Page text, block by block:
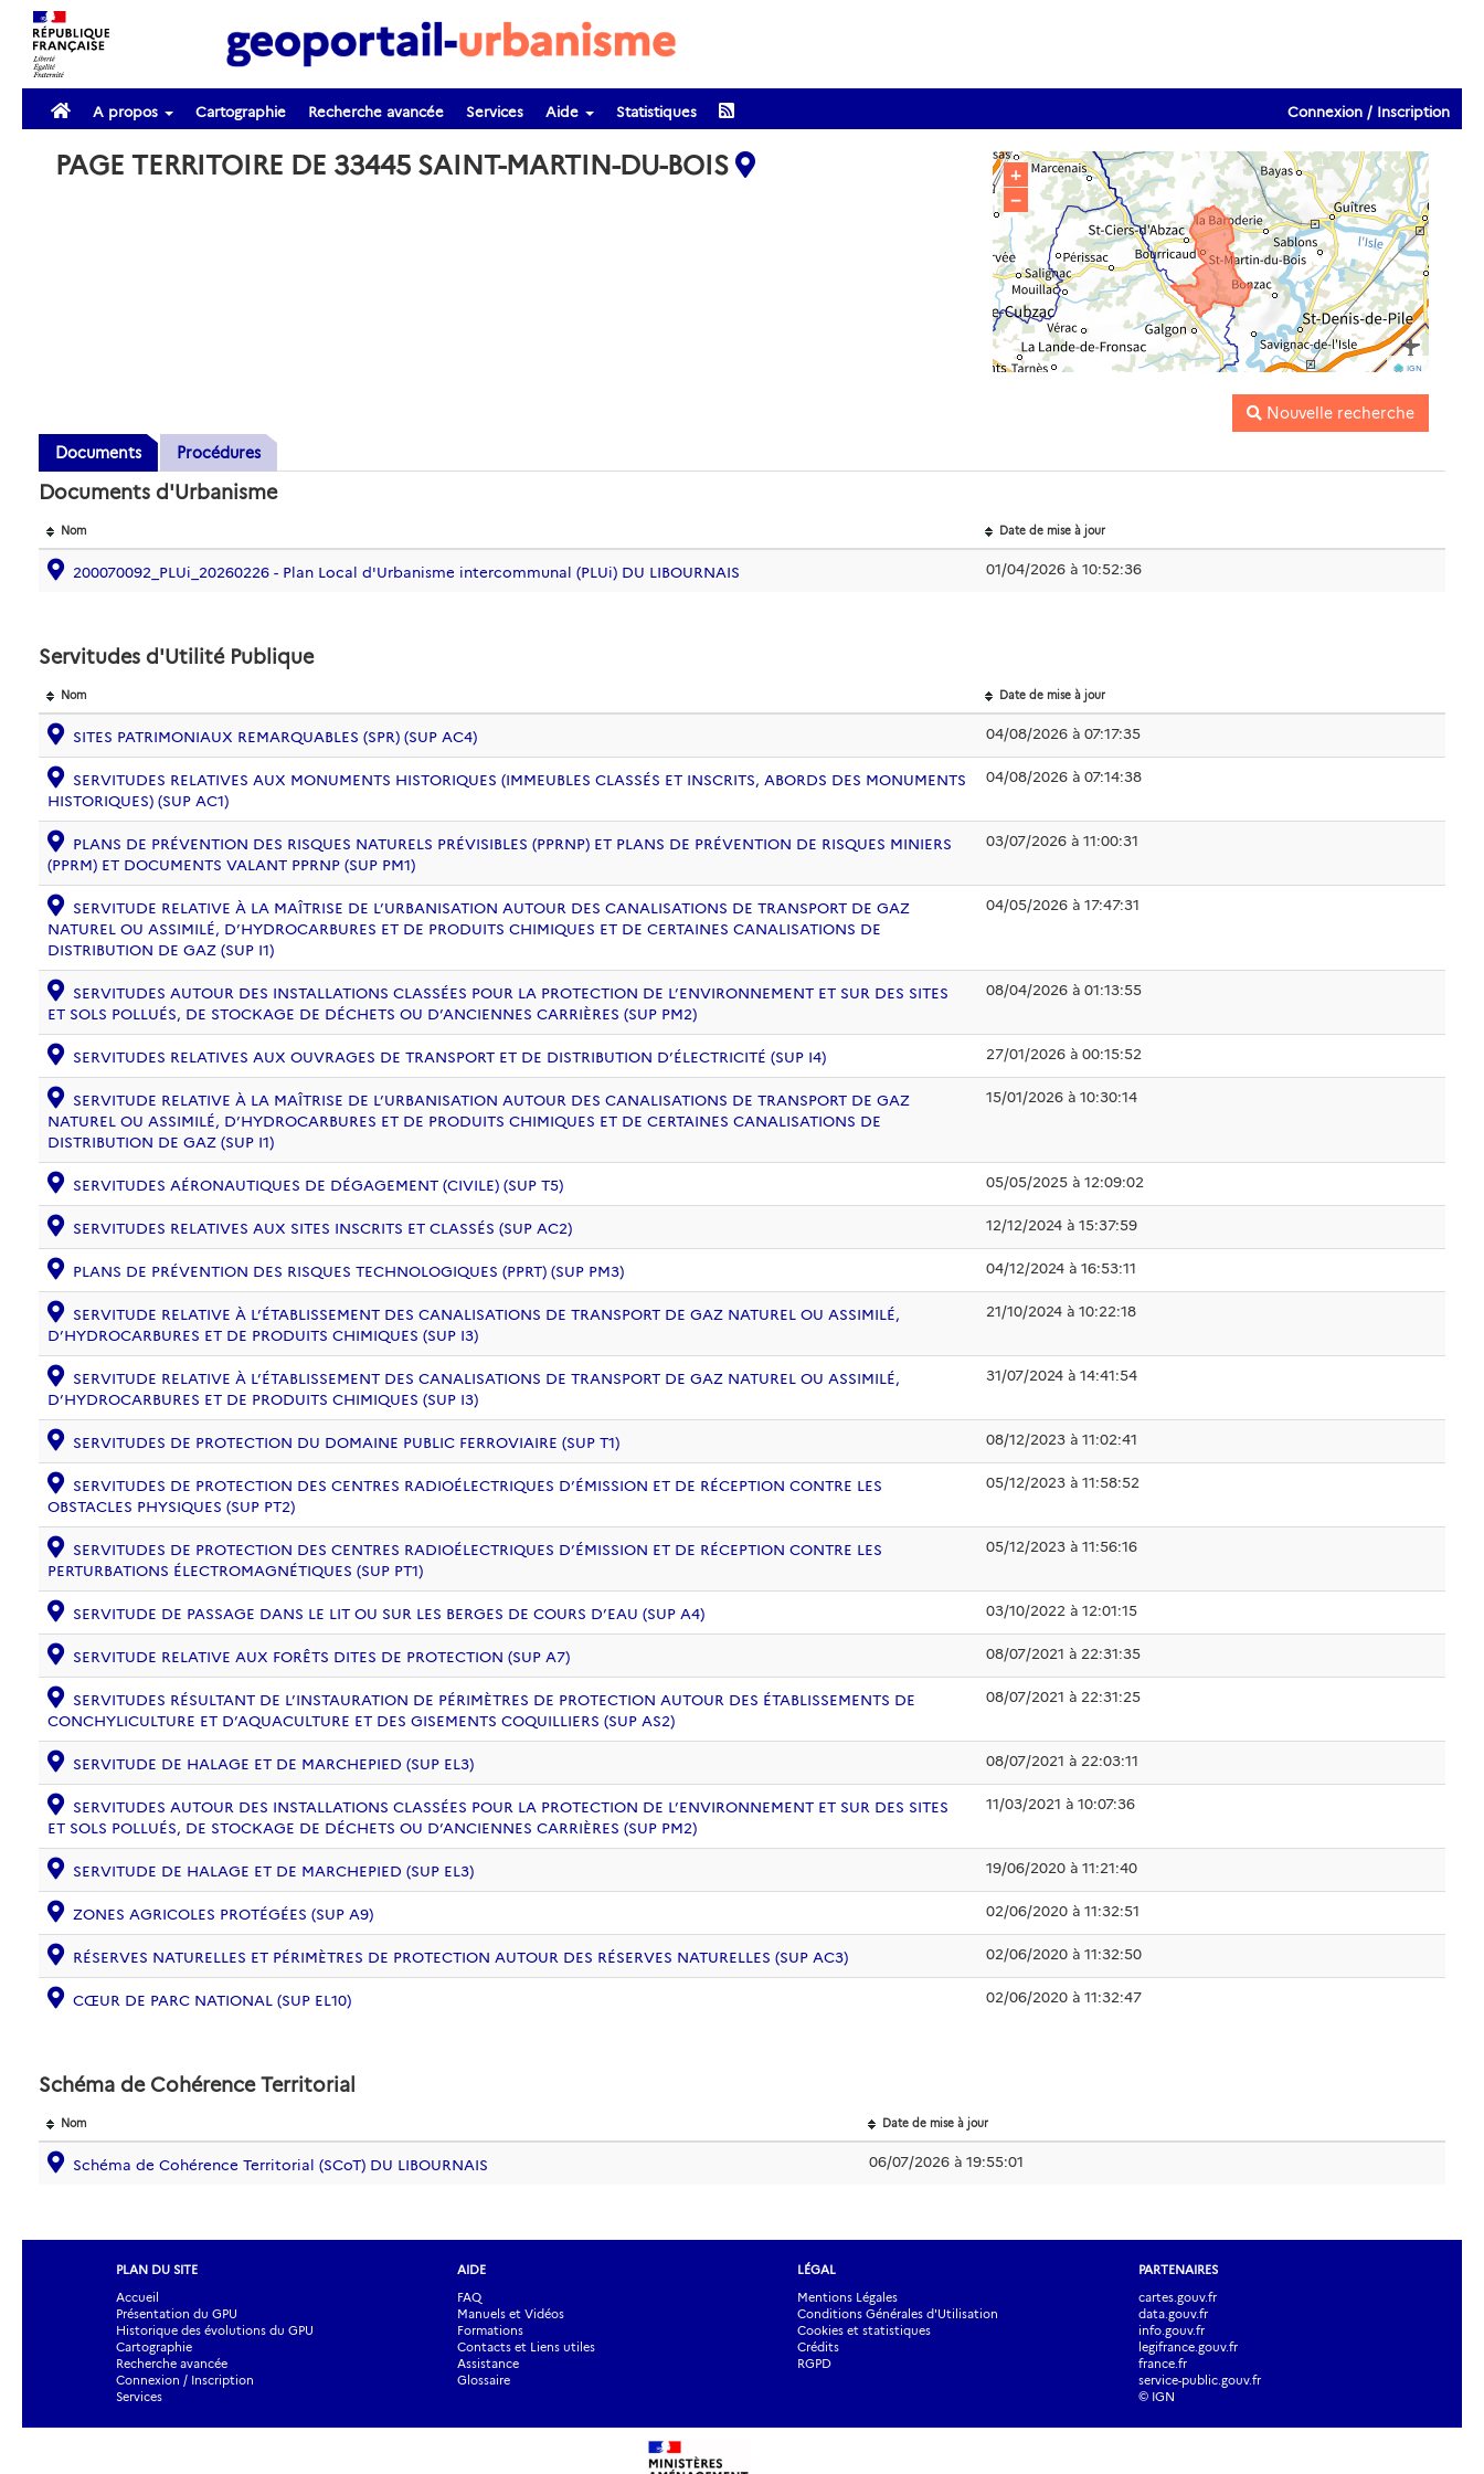
A propos Cartographie Recherche avancée Services Aide Statistiques Connexion / Inscription
PAGE TERRITOIRE DE 33445 SAINT-MARTIN-DU-BOIS
+
−
IGN
Nouvelle recherche
Documents
Procédures
Documents d'Urbanisme
Nom Date de mise à jour
200070092_PLUi_20260226 - Plan Local d'Urbanisme intercommunal (PLUi) DU LIBOURNAIS 01/04/2026 à 10:52:36
Servitudes d'Utilité Publique
Nom Date de mise à jour
SITES PATRIMONIAUX REMARQUABLES (SPR) (SUP AC4) 04/08/2026 à 07:17:35
SERVITUDES RELATIVES AUX MONUMENTS HISTORIQUES (IMMEUBLES CLASSÉS ET INSCRITS, ABORDS DES MONUMENTS
HISTORIQUES) (SUP AC1)
04/08/2026 à 07:14:38
PLANS DE PRÉVENTION DES RISQUES NATURELS PRÉVISIBLES (PPRNP) ET PLANS DE PRÉVENTION DE RISQUES MINIERS
(PPRM) ET DOCUMENTS VALANT PPRNP (SUP PM1)
03/07/2026 à 11:00:31
SERVITUDE RELATIVE À LA MAÎTRISE DE L’URBANISATION AUTOUR DES CANALISATIONS DE TRANSPORT DE GAZ
NATUREL OU ASSIMILÉ, D’HYDROCARBURES ET DE PRODUITS CHIMIQUES ET DE CERTAINES CANALISATIONS DE
DISTRIBUTION DE GAZ (SUP I1)
04/05/2026 à 17:47:31
SERVITUDES AUTOUR DES INSTALLATIONS CLASSÉES POUR LA PROTECTION DE L’ENVIRONNEMENT ET SUR DES SITES
ET SOLS POLLUÉS, DE STOCKAGE DE DÉCHETS OU D’ANCIENNES CARRIÈRES (SUP PM2)
08/04/2026 à 01:13:55
SERVITUDES RELATIVES AUX OUVRAGES DE TRANSPORT ET DE DISTRIBUTION D’ÉLECTRICITÉ (SUP I4) 27/01/2026 à 00:15:52
SERVITUDE RELATIVE À LA MAÎTRISE DE L’URBANISATION AUTOUR DES CANALISATIONS DE TRANSPORT DE GAZ
NATUREL OU ASSIMILÉ, D’HYDROCARBURES ET DE PRODUITS CHIMIQUES ET DE CERTAINES CANALISATIONS DE
DISTRIBUTION DE GAZ (SUP I1)
15/01/2026 à 10:30:14
SERVITUDES AÉRONAUTIQUES DE DÉGAGEMENT (CIVILE) (SUP T5) 05/05/2025 à 12:09:02
SERVITUDES RELATIVES AUX SITES INSCRITS ET CLASSÉS (SUP AC2) 12/12/2024 à 15:37:59
PLANS DE PRÉVENTION DES RISQUES TECHNOLOGIQUES (PPRT) (SUP PM3) 04/12/2024 à 16:53:11
SERVITUDE RELATIVE À L’ÉTABLISSEMENT DES CANALISATIONS DE TRANSPORT DE GAZ NATUREL OU ASSIMILÉ,
D’HYDROCARBURES ET DE PRODUITS CHIMIQUES (SUP I3)
21/10/2024 à 10:22:18
SERVITUDE RELATIVE À L’ÉTABLISSEMENT DES CANALISATIONS DE TRANSPORT DE GAZ NATUREL OU ASSIMILÉ,
D’HYDROCARBURES ET DE PRODUITS CHIMIQUES (SUP I3)
31/07/2024 à 14:41:54
SERVITUDES DE PROTECTION DU DOMAINE PUBLIC FERROVIAIRE (SUP T1) 08/12/2023 à 11:02:41
SERVITUDES DE PROTECTION DES CENTRES RADIOÉLECTRIQUES D’ÉMISSION ET DE RÉCEPTION CONTRE LES
OBSTACLES PHYSIQUES (SUP PT2)
05/12/2023 à 11:58:52
SERVITUDES DE PROTECTION DES CENTRES RADIOÉLECTRIQUES D’ÉMISSION ET DE RÉCEPTION CONTRE LES
PERTURBATIONS ÉLECTROMAGNÉTIQUES (SUP PT1)
05/12/2023 à 11:56:16
SERVITUDE DE PASSAGE DANS LE LIT OU SUR LES BERGES DE COURS D’EAU (SUP A4) 03/10/2022 à 12:01:15
SERVITUDE RELATIVE AUX FORÊTS DITES DE PROTECTION (SUP A7) 08/07/2021 à 22:31:35
SERVITUDES RÉSULTANT DE L’INSTAURATION DE PÉRIMÈTRES DE PROTECTION AUTOUR DES ÉTABLISSEMENTS DE
CONCHYLICULTURE ET D’AQUACULTURE ET DES GISEMENTS COQUILLIERS (SUP AS2)
08/07/2021 à 22:31:25
SERVITUDE DE HALAGE ET DE MARCHEPIED (SUP EL3) 08/07/2021 à 22:03:11
SERVITUDES AUTOUR DES INSTALLATIONS CLASSÉES POUR LA PROTECTION DE L’ENVIRONNEMENT ET SUR DES SITES
ET SOLS POLLUÉS, DE STOCKAGE DE DÉCHETS OU D’ANCIENNES CARRIÈRES (SUP PM2)
11/03/2021 à 10:07:36
SERVITUDE DE HALAGE ET DE MARCHEPIED (SUP EL3) 19/06/2020 à 11:21:40
ZONES AGRICOLES PROTÉGÉES (SUP A9) 02/06/2020 à 11:32:51
RÉSERVES NATURELLES ET PÉRIMÈTRES DE PROTECTION AUTOUR DES RÉSERVES NATURELLES (SUP AC3) 02/06/2020 à 11:32:50
CŒUR DE PARC NATIONAL (SUP EL10) 02/06/2020 à 11:32:47
Schéma de Cohérence Territorial
Nom Date de mise à jour
Schéma de Cohérence Territorial (SCoT) DU LIBOURNAIS 06/07/2026 à 19:55:01
PLAN DU SITE
Accueil
Présentation du GPU
Historique des évolutions du GPU
Cartographie
Recherche avancée
Connexion / Inscription
Services
AIDE
FAQ
Manuels et Vidéos
Formations
Contacts et Liens utiles
Assistance
Glossaire
LÉGAL
Mentions Légales
Conditions Générales d'Utilisation
Cookies et statistiques
Crédits
RGPD
PARTENAIRES
cartes.gouv.fr
data.gouv.fr
info.gouv.fr
legifrance.gouv.fr
france.fr
service-public.gouv.fr
© IGN